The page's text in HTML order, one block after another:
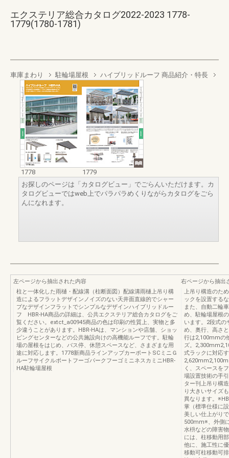
エクステリア総合カタログ2022-2023 1778-
1779(1780-1781)
車庫まわり 駐輪場屋根 ハイブリッドルーフ 商品紹介・特長
1778
1779
お探しのページは「カタログビュー」でごらんいただけます。カ
タログビューではweb上でパラパラめくりながらカタログをごら
んになれます。
左ページから抽出された内容
柱と一体化した雨樋・配線溝（柱断面図）配線溝雨樋上吊り構
造によるフラットデザインノイズのない天井面直線的でシャー
プなデザインフラットでシンプルなデザインハイブリッドルー
フ HBR-HA商品の詳細は、公共エクステリア総合カタログをご
覧ください。extct_a00945商品の色は印刷の性質上、実物と多
少違うことがあります。HBR-HAは、マンションや店舗、ショッ
ピングセンターなどの公共施設向けの高機能ルーフです。駐輪
場の屋根をはじめ、バス停、休憩スペースなど、さまざまな用
途に対応します。1778新商品ラインアップカーポートSCミニＧ
ルーフサイクルポートフーゴパークフーゴミニネスカミニHBR-
HA駐輪場屋根
右ページから抽出
上吊り構造のた
ックを設置する
また、自動二輪
め、駐輪場屋根
います。2段式の
め、奥行、高さ
行は2,100mmの
ズ。
式ラックに対応
く、スペースを
場設置技術の手
ター刊上吊り構
り大きいサイズ
異なります。
掌（標準仕様に
美しい仕上がり
500mm※、外側
水枡などの障害
には、柱移動用
他に、施工性に
移動可柱移動可